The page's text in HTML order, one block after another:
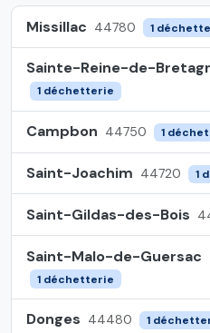
Missillac 44780 1
Sainte-Reine-de-
1 déchetterie
Campbon 44750 1
Saint-Joachim 44720 1
Saint-Gildas-des-Bois
Saint-Malo-de-Guersac
1 déchetterie
Donges 44480 1